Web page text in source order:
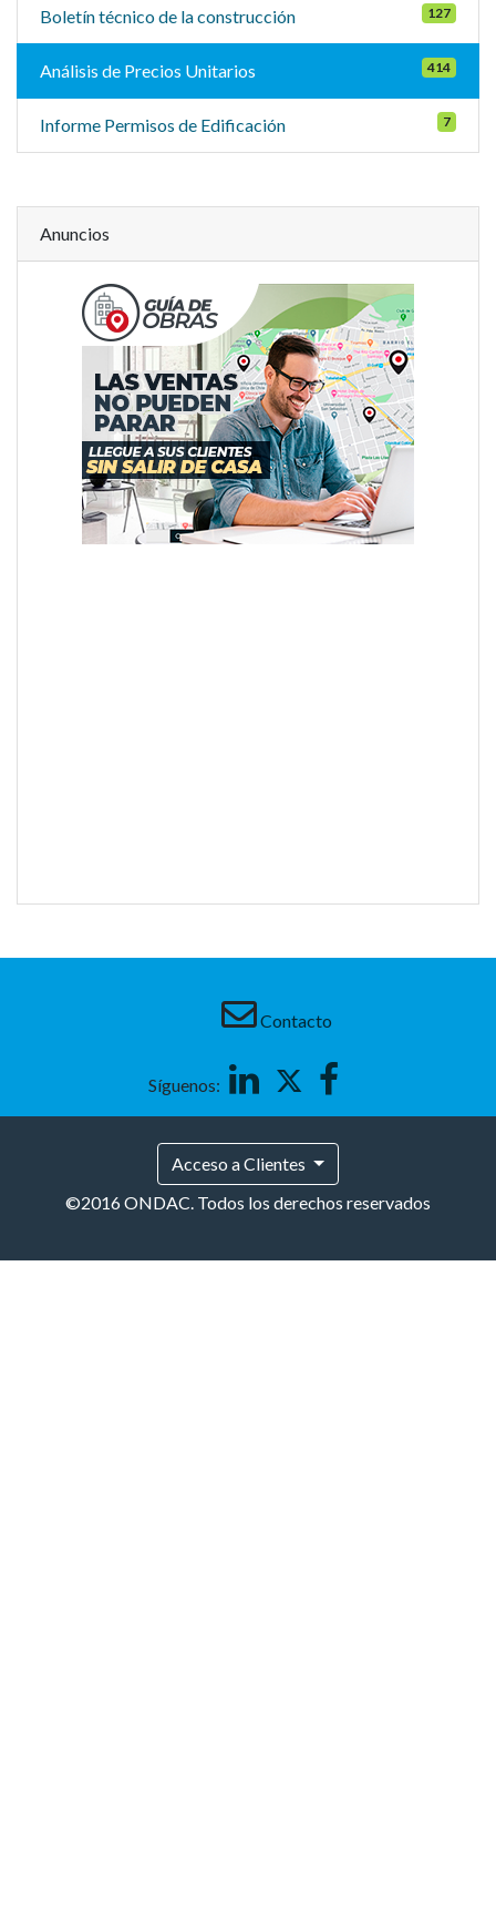
Boletín técnico de la construcción 127
Análisis de Precios Unitarios 414
Informe Permisos de Edificación 7
Anuncios
Contacto
Síguenos:
LinkedinTwitter
Acceso a Clientes
©2016 ONDAC. Todos los derechos reservados